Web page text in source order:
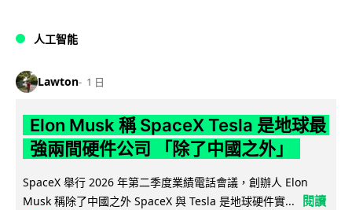
人工智能
Lawton 1 日
Elon Musk 稱 SpaceX Tesla 是地球最
強兩間硬件公司 「除了中國之外」
SpaceX 舉行 2026 年第二季度業績電話會議，創辦人 Elon
Musk 稱除了中國之外 SpaceX 與 Tesla 是地球硬件實...
閱讀